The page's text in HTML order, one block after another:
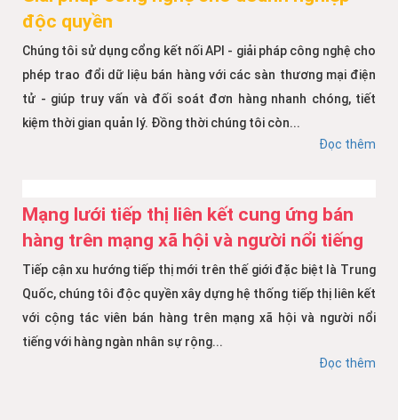
độc quyền
Chúng tôi sử dụng cổng kết nối API - giải pháp công nghệ cho
phép trao đổi dữ liệu bán hàng với các sàn thương mại điện
tử - giúp truy vấn và đối soát đơn hàng nhanh chóng, tiết
kiệm thời gian quản lý. Đồng thời chúng tôi còn...
Đọc thêm
Mạng lưới tiếp thị liên kết cung ứng bán
hàng trên mạng xã hội và người nổi tiếng
Tiếp cận xu hướng tiếp thị mới trên thế giới đặc biệt là Trung
Quốc, chúng tôi độc quyền xây dựng hệ thống tiếp thị liên kết
với cộng tác viên bán hàng trên mạng xã hội và người nổi
tiếng với hàng ngàn nhân sự rộng...
Đọc thêm